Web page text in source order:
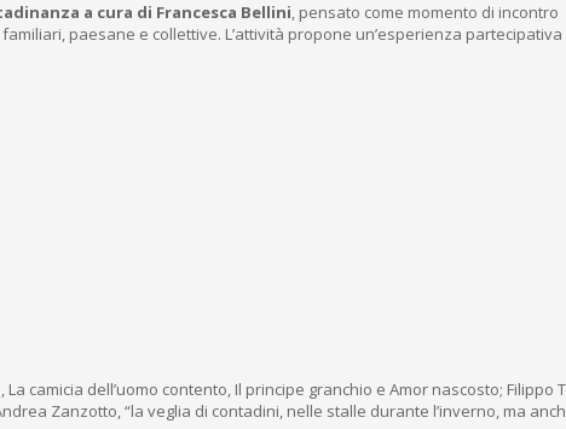
a cura di Francesca Bellini, pensato come momento di incontro
paesane e collettive. L’attività propone un’esperienza partecipativa
camicia dell’uomo contento, Il principe granchio e Amor nascosto; Filippo
Zanzotto, “la veglia di contadini, nelle stalle durante l’inverno, ma